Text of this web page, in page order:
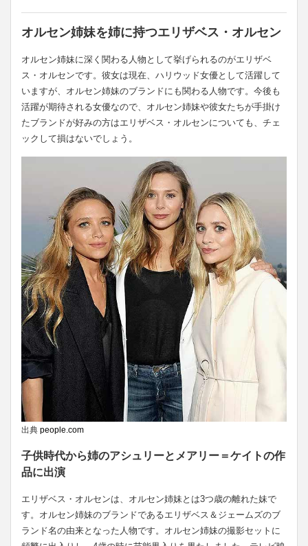
オルセン姉妹を姉に持つエリザベス・オルセン
オルセン姉妹に深く関わる人物として挙げられるのがエリザベ
ス・オルセンです。彼女は現在、ハリウッド女優として活躍して
いますが、オルセン姉妹のブランドにも関わる人物です。今後も
活躍が期待される女優なので、オルセン姉妹や彼女たちが手掛け
たブランドが好みの方はエリザベス・オルセンについても、チェ
ックして損はないでしょう。
出典 people.com
子供時代から姉のアシュリーとメアリー＝ケイトの作
品に出演
エリザベス・オルセンは、オルセン姉妹とは3つ歳の離れた妹で
す。オルセン姉妹のブランドであるエリザベス＆ジェームズのブ
ランド名の由来となった人物です。オルセン姉妹の撮影セットに